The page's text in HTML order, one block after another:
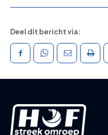
Deel dit bericht via: